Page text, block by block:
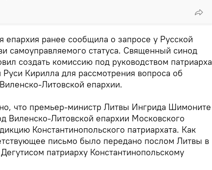
епархия ранее сообщила о запросе у Русской
самоуправляемого статуса. Священный синод
создать комиссию под руководством патриарха
Руси Кирилла для рассмотрения вопроса об
Литовской епархии.
что премьер-министр Литвы Ингрида Шимоните
Виленско-Литовской епархии Московского
Константинопольского патриархата. Как
письмо было передано послом Литвы в
патриарху Константинопольскому